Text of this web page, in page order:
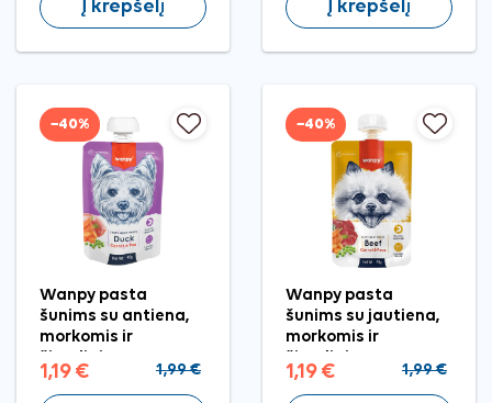
Į krepšelį Į krepšelį
−40%
Wanpy pasta
šunims su antiena,
morkomis ir
1,19 € 1,99 €
−40%
Wanpy pasta
šunims su jautiena,
morkomis ir
1,19 € 1,99 €